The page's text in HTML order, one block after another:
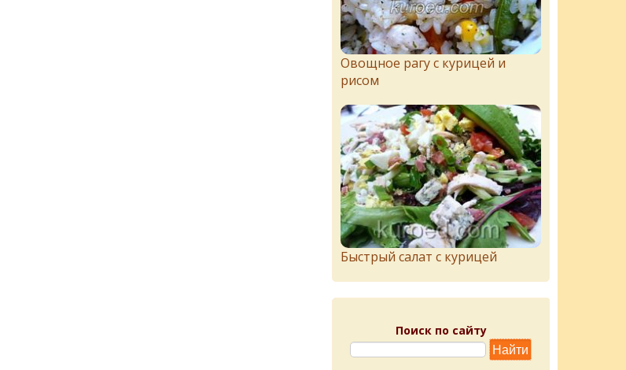
Овощное рагу с курицей и
рисом
Быстрый салат с курицей
Поиск по сайту